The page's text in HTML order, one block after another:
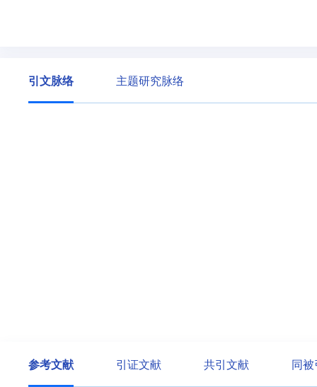
引文脉络 主题研究脉络
参考文献 引证文献 共引文献 同